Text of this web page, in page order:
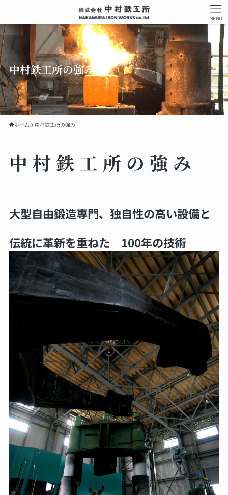
MENU
中村鉄工所の強み
ホーム 中村鉄工所の強み
中村鉄工所の強み
大型自由鍛造専門、独自性の高い設備と
伝統に革新を重ねた 100年の技術